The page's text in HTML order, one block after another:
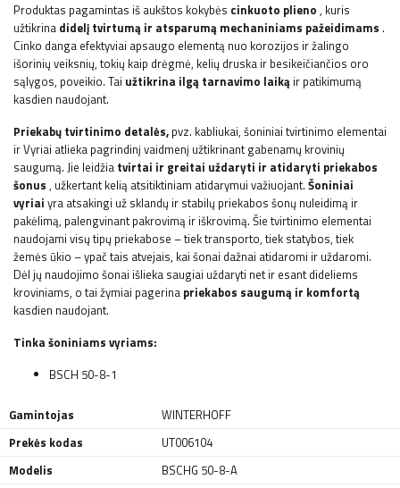
Produktas pagamintas iš aukštos kokybės cinkuoto plieno , kuris
užtikrina didelį tvirtumą ir atsparumą mechaniniams pažeidimams .
Cinko danga efektyviai apsaugo elementą nuo korozijos ir žalingo
išorinių veiksnių, tokių kaip drėgmė, kelių druska ir besikeičiančios oro
sąlygos, poveikio. Tai užtikrina ilgą tarnavimo laiką ir patikimumą
kasdien naudojant.
Priekabų tvirtinimo detalės, pvz. kabliukai, šoniniai tvirtinimo elementai
irVyriai atlieka pagrindinį vaidmenį užtikrinant gabenamų krovinių
saugumą. Jie leidžia tvirtai ir greitai uždaryti ir atidaryti priekabos
šonus , užkertant kelią atsitiktiniam atidarymui važiuojant. Šoniniai
vyriai yra atsakingi už sklandų ir stabilų priekabos šonų nuleidimą ir
pakėlimą, palengvinant pakrovimą ir iškrovimą. Šie tvirtinimo elementai
naudojami visų tipų priekabose – tiek transporto, tiek statybos, tiek
žemės ūkio – ypač tais atvejais, kai šonai dažnai atidaromi ir uždaromi.
Dėl jų naudojimo šonai išlieka saugiai uždaryti net ir esant dideliems
kroviniams, o tai žymiai pagerina priekabos saugumą ir komfortą
kasdien naudojant.
Tinka šoniniams vyriams:
BSCH 50-8-1
Gamintojas
WINTERHOFF
Prekės kodas
UT006104
Modelis
BSCHG 50-8-A